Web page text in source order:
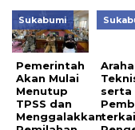
Sukabumi
Pemerintah
Akan Mulai
Menutup
TPSS dan
Menggalakkan
serta